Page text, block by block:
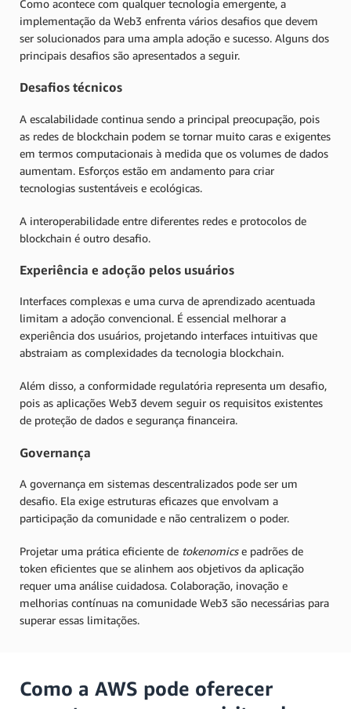
Como acontece com qualquer tecnologia emergente, a
implementação da Web3 enfrenta vários desafios que devem
ser solucionados para uma ampla adoção e sucesso. Alguns dos
principais desafios são apresentados a seguir.
Desafios técnicos
A escalabilidade continua sendo a principal preocupação, pois
as redes de blockchain podem se tornar muito caras e exigentes
em termos computacionais à medida que os volumes de dados
aumentam. Esforços estão em andamento para criar
tecnologias sustentáveis e ecológicas.
A interoperabilidade entre diferentes redes e protocolos de
blockchain é outro desafio.
Experiência e adoção pelos usuários
Interfaces complexas e uma curva de aprendizado acentuada
limitam a adoção convencional. É essencial melhorar a
experiência dos usuários, projetando interfaces intuitivas que
abstraiam as complexidades da tecnologia blockchain.
Além disso, a conformidade regulatória representa um desafio,
pois as aplicações Web3 devem seguir os requisitos existentes
de proteção de dados e segurança financeira.
Governança
A governança em sistemas descentralizados pode ser um
desafio. Ela exige estruturas eficazes que envolvam a
participação da comunidade e não centralizem o poder.
Projetar uma prática eficiente de tokenomicse padrões de
token eficientes que se alinhem aos objetivos da aplicação
requer uma análise cuidadosa. Colaboração, inovação e
melhorias contínuas na comunidade Web3 são necessárias para
superar essas limitações.
Como a AWS pode oferecer